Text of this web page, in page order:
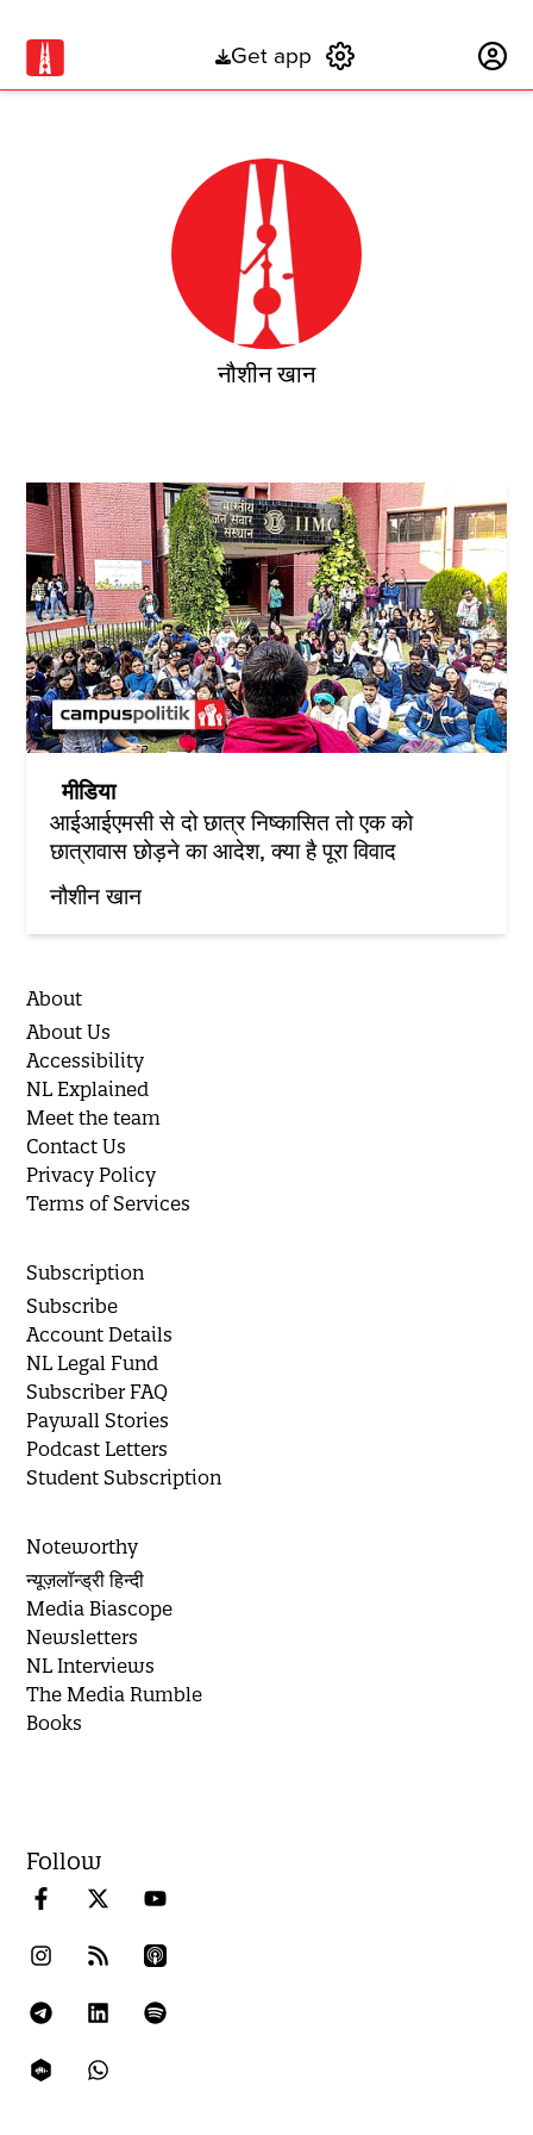
Get app
नौशीन खान
मीडिया
आईआईएमसी से दो छात्र निष्कासित तो एक को
छात्रावास छोड़ने का आदेश, क्या है पूरा विवाद
नौशीन खान
About
About Us
Accessibility
NL Explained
Meet the team
Contact Us
Privacy Policy
Terms of Services
Subscription
Subscribe
Account Details
NL Legal Fund
Subscriber FAQ
Paywall Stories
Podcast Letters
Student Subscription
Noteworthy
न्यूज़लॉन्ड्री हिन्दी
Media Biascope
Newsletters
NL Interviews
The Media Rumble
Books
Follow